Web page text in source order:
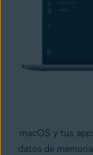
macOS y tus
datos de